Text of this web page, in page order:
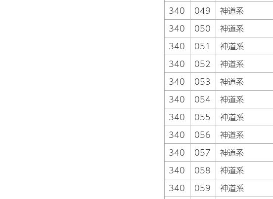
340
049 神道系
340
050 神道系
340
051 神道系
340
052 神道系
340
053 神道系
340
054 神道系
340
055 神道系
340
056 神道系
340
057 神道系
340
058 神道系
340
059 神道系